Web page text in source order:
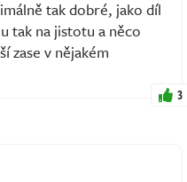
tak dobré, jako díl
tak na jistotu a něco
zase v nějakém
3